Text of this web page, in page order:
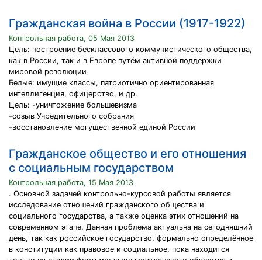
Гражданская война в России (1917-1922)
Контрольная работа, 05 Мая 2013
Цель: построение бесклассового коммунистического общества,
как в России, так и в Европе путём активной поддержки
мировой революции
Белые: имущие классы, патриотично ориентированная
интеллигенция, офицерство, и др.
Цель: -уничтожение большевизма
-созыв Учредительного собрания
-восстановление могущественной единой России
Гражданское общество и его отношения
с социальным государством
Контрольная работа, 15 Мая 2013
. Основной задачей контрольно-курсовой работы является
исследование отношений гражданского общества и
социального государства, а также оценка этих отношений на
современном этапе. Данная проблема актуальна на сегодняшний
день, так как российское государство, формально определённое
в конституции как правовое и социальное, пока находится